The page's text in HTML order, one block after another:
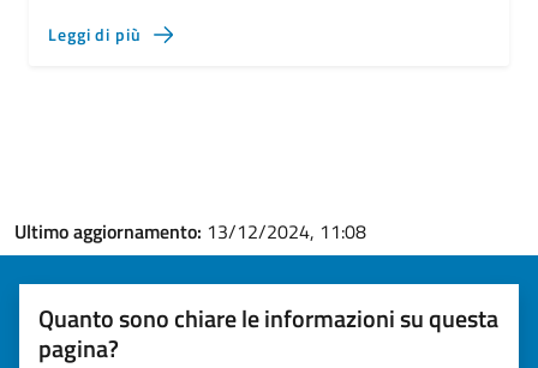
Leggi di più
Ultimo aggiornamento: 13/12/2024, 11:08
Quanto sono chiare le informazioni su questa
pagina?